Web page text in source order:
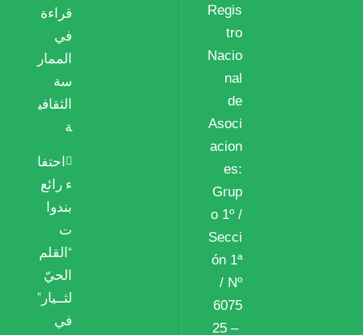
قراءة
في
الممار
سة
الثقافي
ة
احتفا
ء رائع
بندوا
ت
“القلم
الحيّ
لثــيار”
في
Regis
tro
Nacio
nal
de
Asoci
acion
es:
Grup
o 1º /
Secci
ón 1ª
/ Nº
6075
25 –